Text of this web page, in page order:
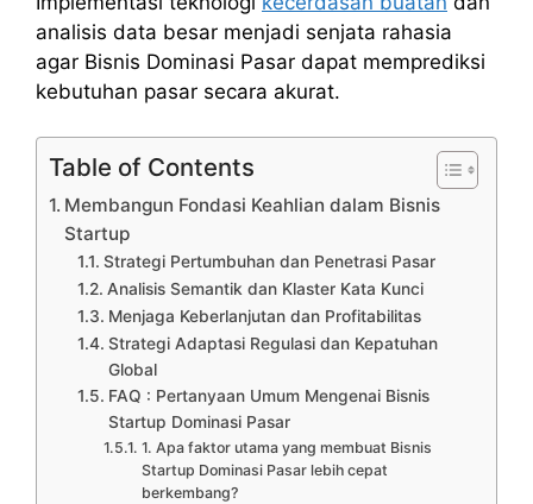
analisis data besar menjadi senjata rahasia
agar Bisnis Dominasi Pasar dapat memprediksi
kebutuhan pasar secara akurat.
Table of Contents
Membangun Fondasi Keahlian dalam Bisnis
Startup
Strategi Pertumbuhan dan Penetrasi Pasar
Analisis Semantik dan Klaster Kata Kunci
Menjaga Keberlanjutan dan Profitabilitas
Strategi Adaptasi Regulasi dan Kepatuhan
Global
FAQ : Pertanyaan Umum Mengenai Bisnis
Startup Dominasi Pasar
1. Apa faktor utama yang membuat Bisnis
Startup Dominasi Pasar lebih cepat
berkembang?